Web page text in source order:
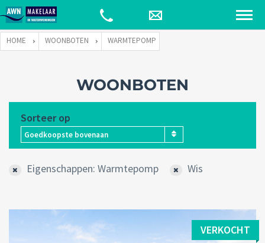
HOME WOONBOTEN WARMTEPOMP
WOONBOTEN
Sorteer op
Goedkoopste bovenaan
Eigenschappen: Warmtepomp Wis
VERKOCHT